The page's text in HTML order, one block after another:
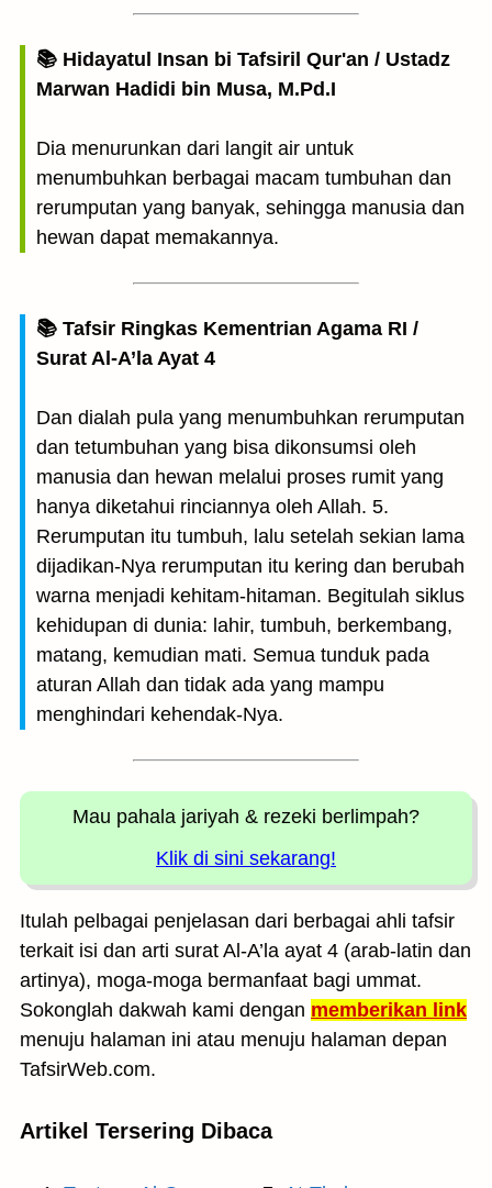
📚 Hidayatul Insan bi Tafsiril Qur'an / Ustadz
Marwan Hadidi bin Musa, M.Pd.I
Dia menurunkan dari langit air untuk
menumbuhkan berbagai macam tumbuhan dan
rerumputan yang banyak, sehingga manusia dan
hewan dapat memakannya.
📚 Tafsir Ringkas Kementrian Agama RI /
Surat Al-A’la Ayat 4
Dan dialah pula yang menumbuhkan rerumputan
dan tetumbuhan yang bisa dikonsumsi oleh
manusia dan hewan melalui proses rumit yang
hanya diketahui rinciannya oleh Allah. 5.
Rerumputan itu tumbuh, lalu setelah sekian lama
dijadikan-Nya rerumputan itu kering dan berubah
warna menjadi kehitam-hitaman. Begitulah siklus
kehidupan di dunia: lahir, tumbuh, berkembang,
matang, kemudian mati. Semua tunduk pada
aturan Allah dan tidak ada yang mampu
menghindari kehendak-Nya.
Mau pahala jariyah & rezeki berlimpah?
Klik di sini sekarang!
Itulah pelbagai penjelasan dari berbagai ahli tafsir
terkait isi dan arti surat Al-A’la ayat 4 (arab-latin dan
artinya), moga-moga bermanfaat bagi ummat.
Sokonglah dakwah kami dengan memberikan link
menuju halaman ini atau menuju halaman depan
TafsirWeb.com.
Artikel Tersering Dibaca